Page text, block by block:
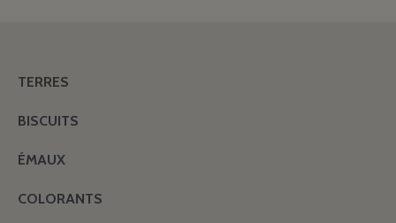
TERRES
BISCUITS
ÉMAUX
COLORANTS